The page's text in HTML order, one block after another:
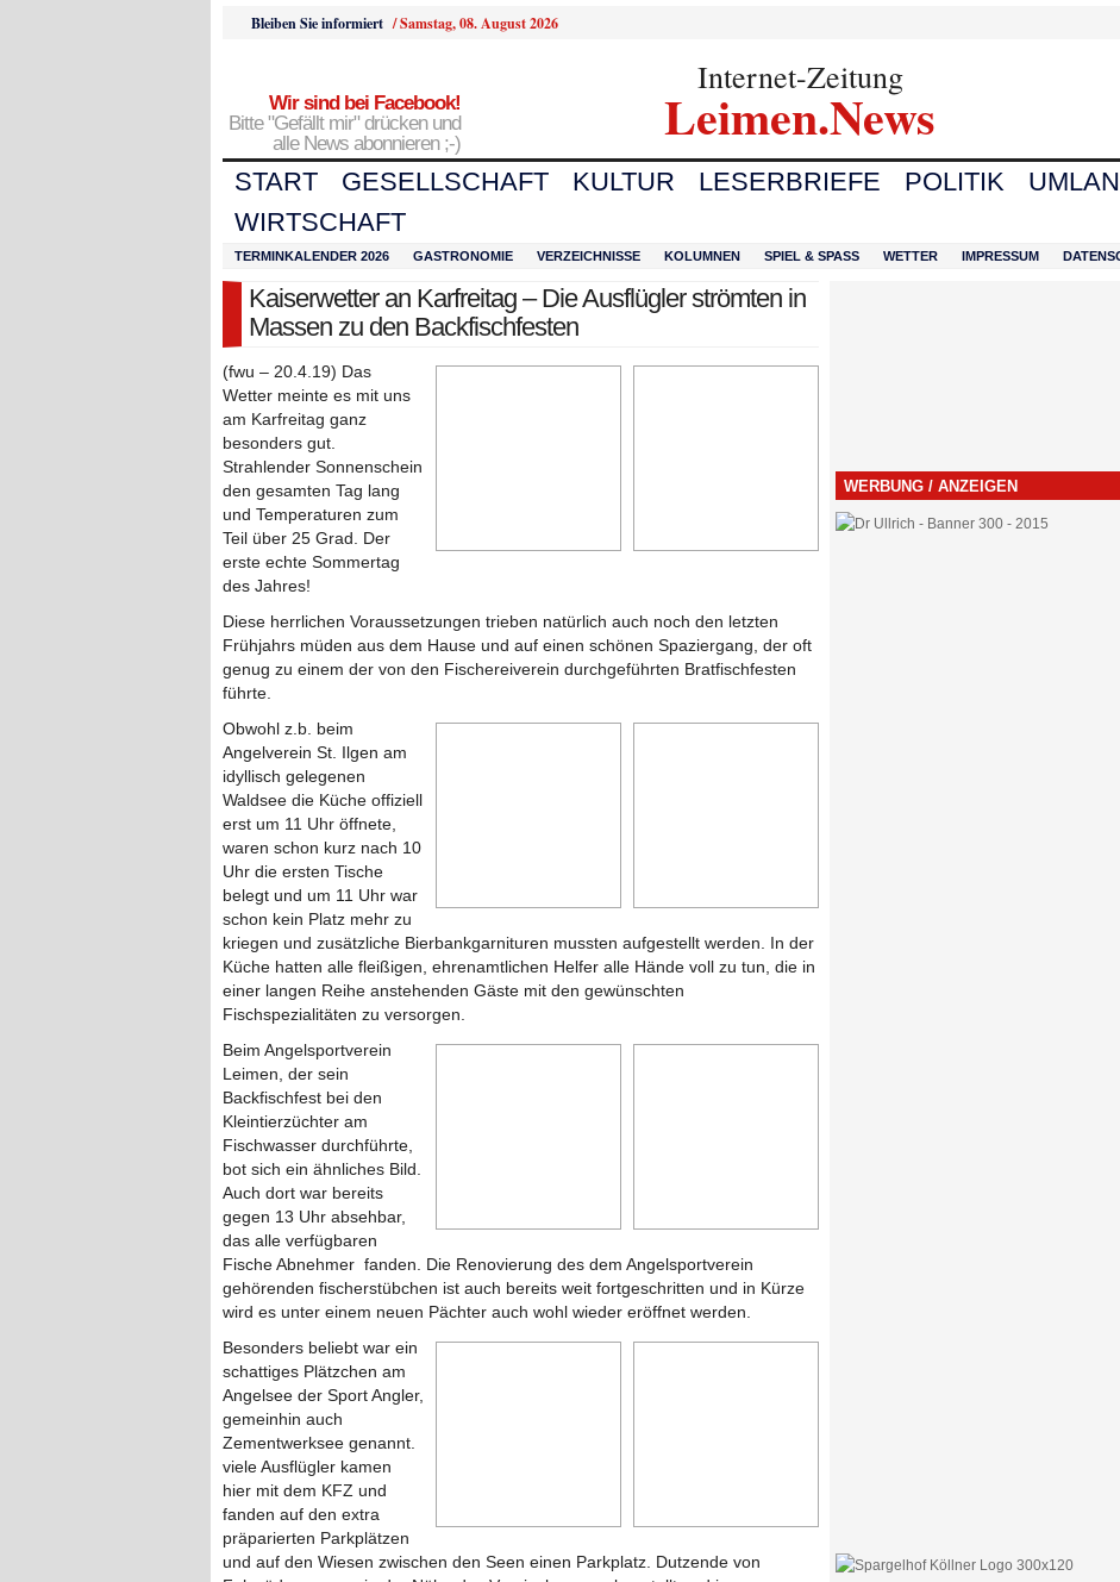
Bleiben Sie informiert /Samstag, 08. August 2026
Wir sind bei Facebook!
Bitte "Gefällt mir" drücken und
alle News abonnieren ;-)
Internet-Zeitung
Leimen.News
START GESELLSCHAFT KULTUR LESERBRIEFE POLITIK
WIRTSCHAFT
TERMINKALENDER 2026 GASTRONOMIE VERZEICHNISSE KOLUMNEN SPIEL & SPASS WETTER IMPRESSUM
Kaiserwetter an Karfreitag – Die Ausflügler strömten in
Massen zu den Backfischfesten
(fwu – 20.4.19) Das
Wetter meinte es mit uns
am Karfreitag ganz
besonders gut.
Strahlender Sonnenschein
den gesamten Tag lang
und Temperaturen zum
Teil über 25 Grad. Der
erste echte Sommertag
des Jahres!
Diese herrlichen Voraussetzungen trieben natürlich auch noch den letzten
Frühjahrs müden aus dem Hause und auf einen schönen Spaziergang, der oft
genug zu einem der von den Fischereiverein durchgeführten Bratfischfesten
führte.
Obwohl z.b. beim
Angelverein St. Ilgen am
idyllisch gelegenen
Waldsee die Küche offiziell
erst um 11 Uhr öffnete,
waren schon kurz nach 10
Uhr die ersten Tische
belegt und um 11 Uhr war
schon kein Platz mehr zu
kriegen und zusätzliche Bierbankgarnituren mussten aufgestellt werden. In der
Küche hatten alle fleißigen, ehrenamtlichen Helfer alle Hände voll zu tun, die in
einer langen Reihe anstehenden Gäste mit den gewünschten
Fischspezialitäten zu versorgen.
Beim Angelsportverein
Leimen, der sein
Backfischfest bei den
Kleintierzüchter am
Fischwasser durchführte,
bot sich ein ähnliches Bild.
Auch dort war bereits
gegen 13 Uhr absehbar,
das alle verfügbaren
Fische Abnehmer fanden. Die Renovierung des dem Angelsportverein
gehörenden fischerstübchen ist auch bereits weit fortgeschritten und in Kürze
wird es unter einem neuen Pächter auch wohl wieder eröffnet werden.
Besonders beliebt war ein
schattiges Plätzchen am
Angelsee der Sport Angler,
gemeinhin auch
Zementwerksee genannt.
viele Ausflügler kamen
hier mit dem KFZ und
fanden auf den extra
präparierten Parkplätzen
und auf den Wiesen zwischen den Seen einen Parkplatz. Dutzende von
WERBUNG / ANZEIGEN